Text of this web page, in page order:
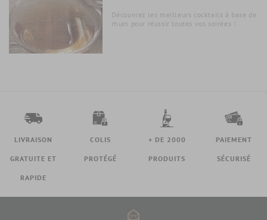
Découvrez les meilleurs cocktails à base de
rhum pour réussir toutes vos soirées !
LIVRAISON
GRATUITE ET
RAPIDE
COLIS
PROTÉGÉ
+ DE 2000
PRODUITS
PAIEMENT
SÉCURISÉ